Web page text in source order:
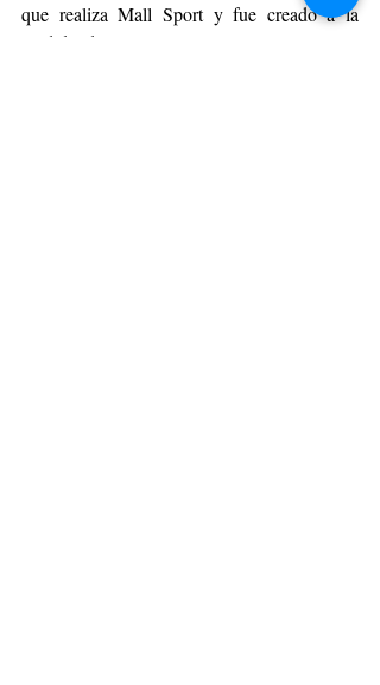
que realiza Mall Sport y fue creado a la
medida de los niños y niñas. Cuenta con